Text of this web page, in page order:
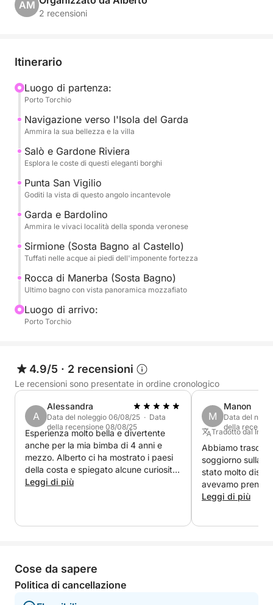
mozzafiato e momenti di puro relax.
14:00, ti porterà a navigare verso la suggestiva Isola
sontuosa villa e i giardini che si specchiano
nell'acqua. Proseguiremo poi verso l'elegante Salò,
con il suo lungolago e la sua atmosfera raffinata.
Ammireremo la storica Gardone Riviera, famosa per
il Vittoriale degli Italiani, e la splendida Punta San
Vigilio, un angolo di paradiso con la sua villa
pittoresca Bardolino, famose per i loro vini e le loro
atmosfere accoglienti. Non mancherà una sosta per
un bagno indimenticabile a Sirmione, proprio sotto
l'imponente Castello Scaligero, un'occasione unica
per tuffarsi nelle acque termali del lago. Infine,
faremo un'ultima rinfrescante sosta bagno alla
Rocca di Manerba, con le sue scogliere a picco e la
vista panoramica mozzafiato.
acqua per rinfrescarti e uno stereo per
accompagnare il tuo viaggio con la musica preferita,
creando l'atmosfera perfetta. Un'esperienza
completa, ideale per chi cerca relax, bellezza, storia
e un assaggio delle meraviglie più iconiche del Lago
di Garda
AM
2 recensioni
Itinerario
Luogo di partenza:
Porto Torchio
Navigazione verso l'Isola del Garda
Ammira la sua bellezza e la villa
Salò e Gardone Riviera
Esplora le coste di questi eleganti borghi
Punta San Vigilio
Goditi la vista di questo angolo incantevole
Garda e Bardolino
Ammira le vivaci località della sponda veronese
Sirmione (Sosta Bagno al Castello)
Tuffati nelle acque ai piedi dell'imponente fortezza
Rocca di Manerba (Sosta Bagno)
Ultimo bagno con vista panoramica mozzafiato
Luogo di arrivo:
Porto Torchio
4.9/5 · 2 recensioni
Le recensioni sono presentate in ordine cronologico
A
Alessandra
Data del noleggio 06/08/25 · Data
della recensione 08/08/25
Esperienza molto bella e divertente
anche per la mia bimba di 4 anni e
mezzo. Alberto ci ha mostrato i paesi
della costa e spiegato alcune curiosità
del posto.
Leggi di più
M
Manon
Data del
della
Tradotto dal
Abbiamo
soggiorno sulla
stato molto
avevamo
Leggi di più
Cose da sapere
Politica di cancellazione